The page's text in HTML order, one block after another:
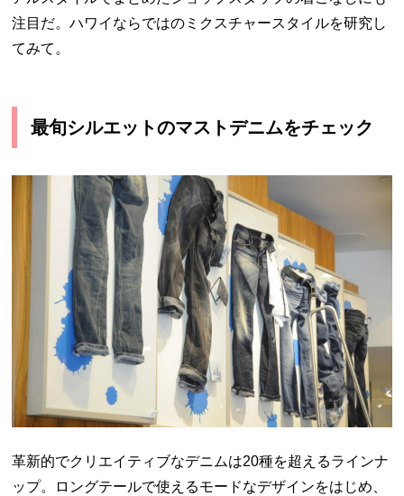
注目だ。ハワイならではのミクスチャースタイルを研究し
てみて。
最旬シルエットのマストデニムをチェック
革新的でクリエイティブなデニムは20種を超えるラインナ
ップ。ロングテールで使えるモードなデザインをはじめ、